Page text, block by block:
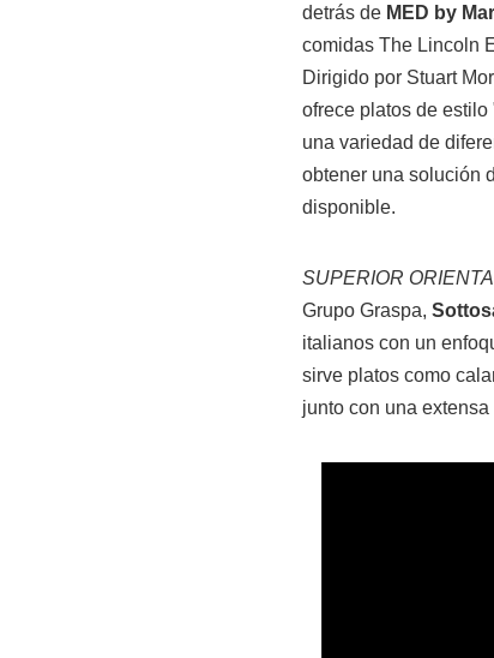
detrás de MED by
comidas The Lincoln
Dirigido por Stuart
ofrece platos de
una variedad de
obtener una solución
disponible.
SUPERIOR
Grupo Graspa,
italianos con un
sirve platos como
junto con una